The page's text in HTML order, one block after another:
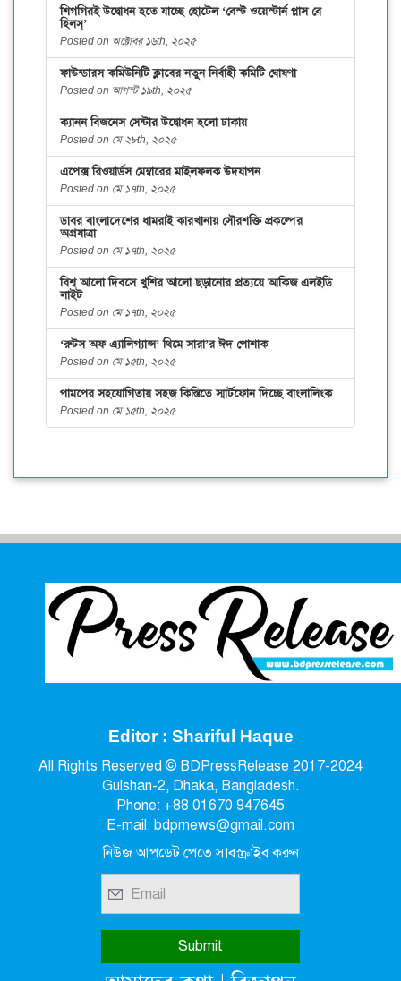
শিগগিরই উদ্বোধন হতে যাচ্ছে হোটেল ‘বেস্ট ওয়েস্টার্ন প্লাস বে
হিলস্’
Posted on অক্টোবর ১৬th, ২০২৫
ফাউন্ডারস কমিউনিটি ক্লাবের নতুন নির্বাহী কমিটি ঘোষণা
Posted on আগস্ট ১৯th, ২০২৫
ক্যানন বিজনেস সেন্টার উদ্বোধন হলো ঢাকায়
Posted on মে ২৮th, ২০২৫
এপেক্স রিওয়ার্ডস মেম্বারের মাইলফলক উদযাপন
Posted on মে ১৭th, ২০২৫
ডাবর বাংলাদেশের ধামরাই কারখানায় সৌরশক্তি প্রকল্পের
অগ্রযাত্রা
Posted on মে ১৭th, ২০২৫
বিশ্ব আলো দিবসে খুশির আলো ছড়ানোর প্রত্যয়ে আকিজ এলইডি
লাইট
Posted on মে ১৭th, ২০২৫
‘রুটস অফ এ্যালিগ্যান্স’ থিমে সারা’র ঈদ পোশাক
Posted on মে ১৫th, ২০২৫
পামপের সহযোগিতায় সহজ কিস্তিতে স্মার্টফোন দিচ্ছে বাংলালিংক
Posted on মে ১৫th, ২০২৫
Editor : Shariful Haque
All Rights Reserved © BDPressRelease 2017-2024
Gulshan-2, Dhaka, Bangladesh.
Phone: +88 01670 947645
E-mail: bdprnews@gmail.com
নিউজ আপডেট পেতে সাবস্ক্রাইব করুন